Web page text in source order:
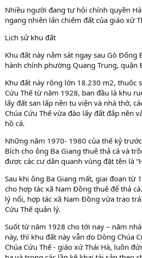
Nhiều người đang tự hỏi chính quyền
ngang nhiên lấn chiếm đất của giáo xứ
Lịch sử khu đất
Khu đất này nằm sát ngay sau Gò Đống
hành chính phường Quang Trung, quận
Khu đất này rộng lớn 18.230 m2, thuộc
Cứu Thế từ năm 1928, ban đầu là khu
lấy đất san lấp nền tu viện và nhà thờ,
Chúa Cứu Thế vừa đào lấy đất đắp nền
hồ cá.
Những năm 1970- 1980 của thế kỷ
Bích cho ông Ba Giang thuê thả cá và
được các cư dân quanh vùng đặt tên là
Sau khi ông Ba Giang mất, giai đoạn từ
cho hợp tác xã Nam Đồng thuê để thả
lý nổi, hợp tác xã Nam Đồng vừa trao
Cứu Thế quản lý.
Suốt từ năm 1928 cho tới nay – năm
này, thì khu đất này vẫn do Dòng Chúa
Chúa Cứu Thế - giáo xứ Thái Hà, luôn